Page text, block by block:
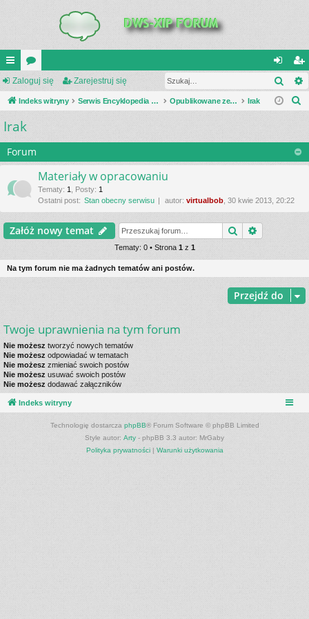
UI
C
K
_L
IN
K
or
a
al
og
si
ę
ar
ej
tru
j
Zaloguj się Zarejestruj się
Indeks witryny Serwis Encyklopedia Uzbrojenia Opublikowane zestawienia Irak
a
Irak
Forum
Materiały w opracowaniu
Tematy: 1 Posty: 1
Ostatni post: Stan obecny serwisu autor: virtualbob , 30 kwie 2013, 20:22
Załóż nowy temat Szukaj
Tematy: 0 • Strona 1z 1
Na tym forum nie ma żadnych tematów ani postów.
Przejdź do
Twoje uprawnienia na tym forum
Nie możesz tworzyć nowych tematów
Nie możesz odpowiadać w tematach
Nie możesz zmieniać swoich postów
Nie możesz usuwać swoich postów
Nie możesz dodawać załączników
Indeks witryny
Technologię dostarcza phpBB® Forum Software © phpBB Limited
Style autor: Arty - phpBB 3.3 autor: MrGaby
Polityka prywatności| Warunki użytkowania